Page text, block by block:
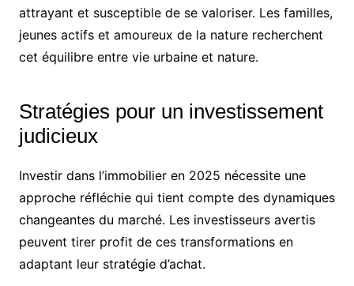
attrayant et susceptible de se valoriser. Les familles,
jeunes actifs et amoureux de la nature recherchent
cet équilibre entre vie urbaine et nature.
Stratégies pour un investissement
judicieux
Investir dans l’immobilier en 2025 nécessite une
approche réfléchie qui tient compte des dynamiques
changeantes du marché. Les investisseurs avertis
peuvent tirer profit de ces transformations en
adaptant leur stratégie d’achat.